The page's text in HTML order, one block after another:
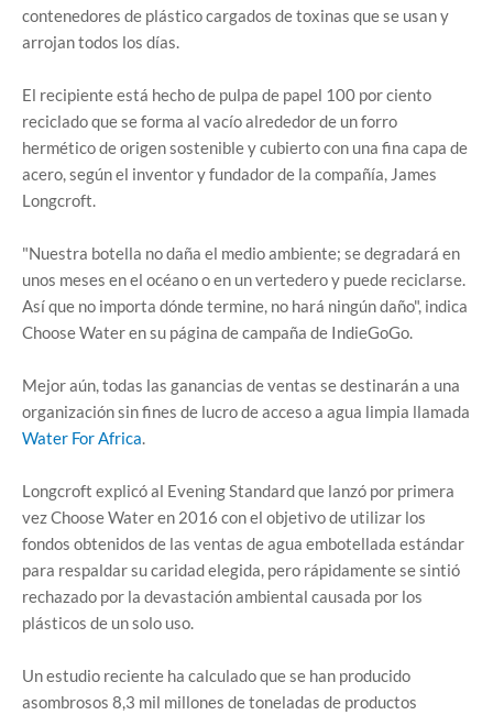
contenedores de plástico cargados de toxinas que se usan y
arrojan todos los días.
El recipiente está hecho de pulpa de papel 100 por ciento
reciclado que se forma al vacío alrededor de un forro
hermético de origen sostenible y cubierto con una fina capa de
acero, según el inventor y fundador de la compañía, James
Longcroft.
"Nuestra botella no daña el medio ambiente; se degradará en
unos meses en el océano o en un vertedero y puede reciclarse.
Así que no importa dónde termine, no hará ningún daño", indica
Choose Water en su página de campaña de IndieGoGo.
Mejor aún, todas las ganancias de ventas se destinarán a una
organización sin fines de lucro de acceso a agua limpia llamada
Water For Africa.
Longcroft explicó al Evening Standard que lanzó por primera
vez Choose Water en 2016 con el objetivo de utilizar los
fondos obtenidos de las ventas de agua embotellada estándar
para respaldar su caridad elegida, pero rápidamente se sintió
rechazado por la devastación ambiental causada por los
plásticos de un solo uso.
Un estudio reciente ha calculado que se han producido
asombrosos 8,3 mil millones de toneladas de productos